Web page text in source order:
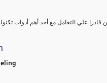
قادرا علي التعامل مع أحد أهم أدوات